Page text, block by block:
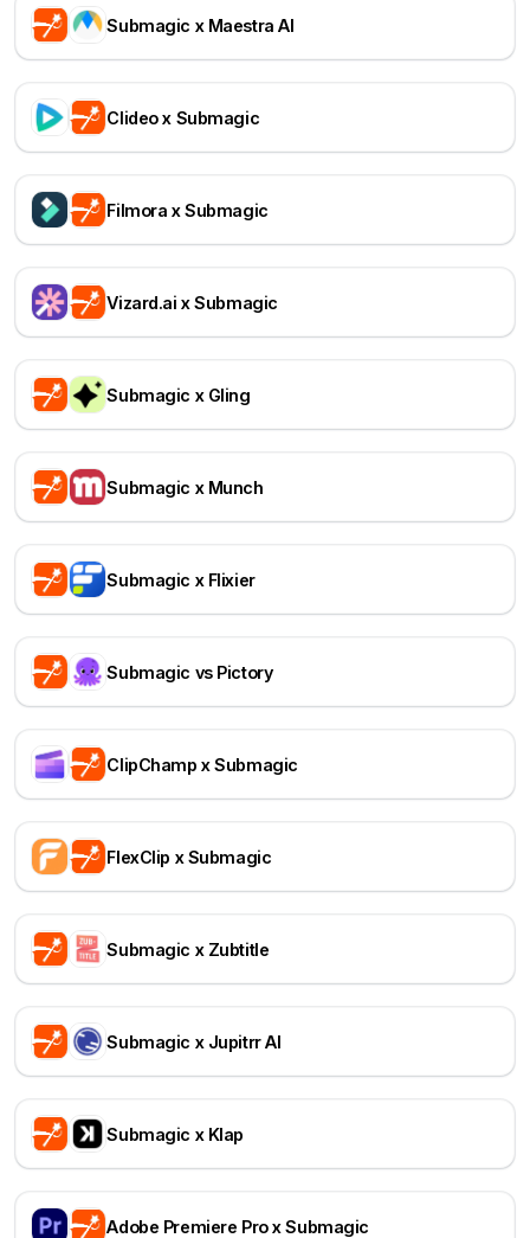
Submagic x Maestra AI
Clideo x Submagic
Filmora x Submagic
Vizard.ai x Submagic
Submagic x Gling
Submagic x Munch
Submagic x Flixier
Submagic vs Pictory
ClipChamp x Submagic
FlexClip x Submagic
Submagic x Zubtitle
Submagic x Jupitrr AI
Submagic x Klap
Adobe Premiere Pro x Submagic